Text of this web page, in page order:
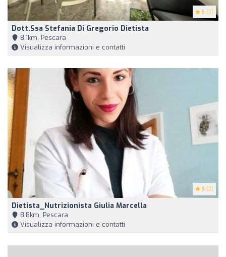
5 (3)
Dott.ssa Stefania Di Gregorio Dietista
8,1km, Pescara
Visualizza informazioni e contatti
5 (2)
Dietista_Nutrizionista Giulia Marcella
8,8km, Pescara
Visualizza informazioni e contatti